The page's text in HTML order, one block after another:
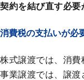
契約を結び直す必要
消費税の支払いが必
株式譲渡では、消費
事業譲渡では、譲渡